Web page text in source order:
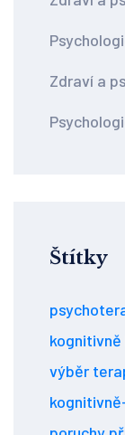
Zdraví a
Štítky
výběr